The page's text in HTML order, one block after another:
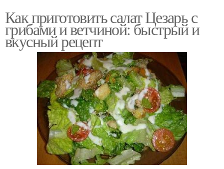
Как приготовить салат Цезарь с
грибами и ветчиной: быстрый и
вкусный рецепт